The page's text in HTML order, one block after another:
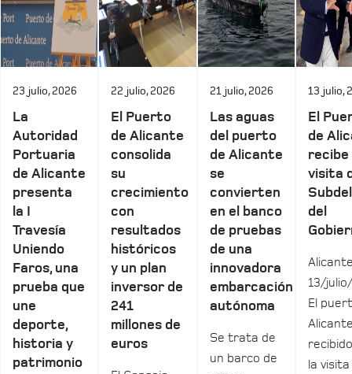
23 julio, 2026
La
Autoridad
Portuaria
de Alicante
presenta
la I
Travesía
Uniendo
Faros, una
prueba que
une
deporte,
historia y
patrimonio
22 julio, 2026
El Puerto
de Alicante
consolida
su
crecimiento
con
resultados
históricos
y un plan
inversor de
241
millones de
euros
21 julio, 2026
Las aguas
del puerto
de Alicante
se
convierten
en el banco
de pruebas
de una
innovadora
embarcación
autónoma
Se trata de
un barco de
13 julio,
El
de
recibe
visita
del
13/
El
la